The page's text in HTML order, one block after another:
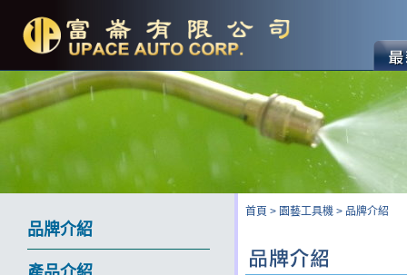
品牌介紹
首頁 > 園藝工具機 > 品牌介紹